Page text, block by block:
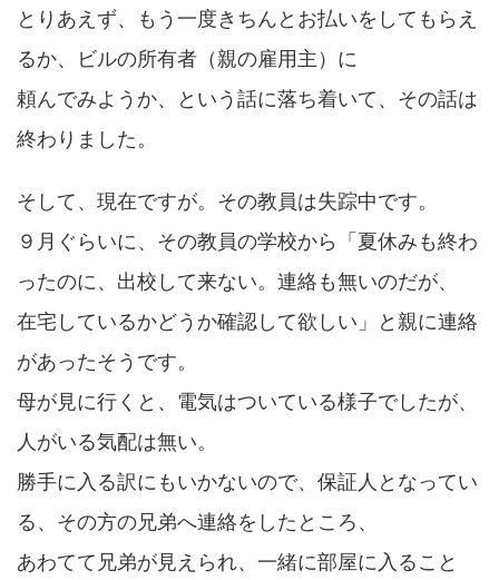
とりあえず、もう一度きちんとお払いをしてもらえ
るか、ビルの所有者（親の雇用主）に
頼んでみようか、という話に落ち着いて、その話は
終わりました。
そして、現在ですが。その教員は失踪中です。
９月ぐらいに、その教員の学校から「夏休みも終わ
ったのに、出校して来ない。連絡も無いのだが、
在宅しているかどうか確認して欲しい」と親に連絡
があったそうです。
母が見に行くと、電気はついている様子でしたが、
人がいる気配は無い。
勝手に入る訳にもいかないので、保証人となってい
る、その方の兄弟へ連絡をしたところ、
あわてて兄弟が見えられ、一緒に部屋に入ること